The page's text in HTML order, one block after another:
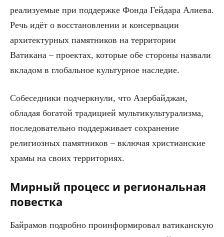
реализуемые при поддержке Фонда Гейдара Алиева.
Речь идёт о восстановлении и консервации
архитектурных памятников на территории
Ватикана – проектах, которые обе стороны назвали
вкладом в глобальное культурное наследие.
Собеседники подчеркнули, что Азербайджан,
обладая богатой традицией мультикультурализма,
последовательно поддерживает сохранение
религиозных памятников – включая христианские
храмы на своих территориях.
Мирный процесс и региональная
повестка
Байрамов подробно проинформировал ватиканскую